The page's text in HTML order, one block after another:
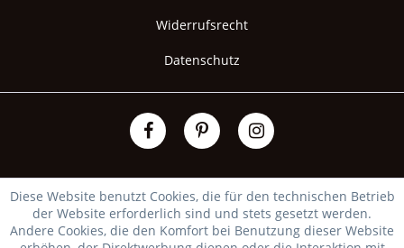
Widerrufsrecht
Datenschutz
Diese Website benutzt Cookies, die für den technischen Betrieb
der Website erforderlich sind und stets gesetzt werden.
Andere Cookies, die den Komfort bei Benutzung dieser Website